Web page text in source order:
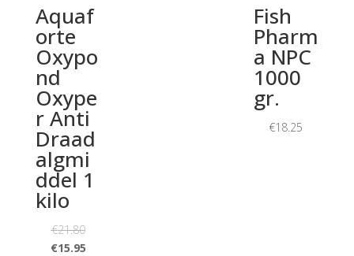
Aquaf
orte
Oxypo
nd
Oxype
r Anti
Draad
algmi
ddel 1
kilo
€21.80
€15.95
Fish
Pharm
a NPC
1000
gr.
€18.25